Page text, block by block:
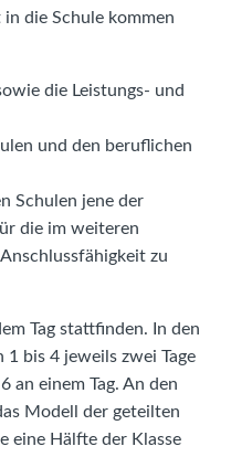
die Schule kommen
die Leistungs- und
und den beruflichen
Schulen jene der
die im weiteren
zu
Tag stattfinden. In den
1 bis 4 jeweils zwei Tage
an einem Tag. An den
Modell der geteilten
eine Hälfte der Klasse